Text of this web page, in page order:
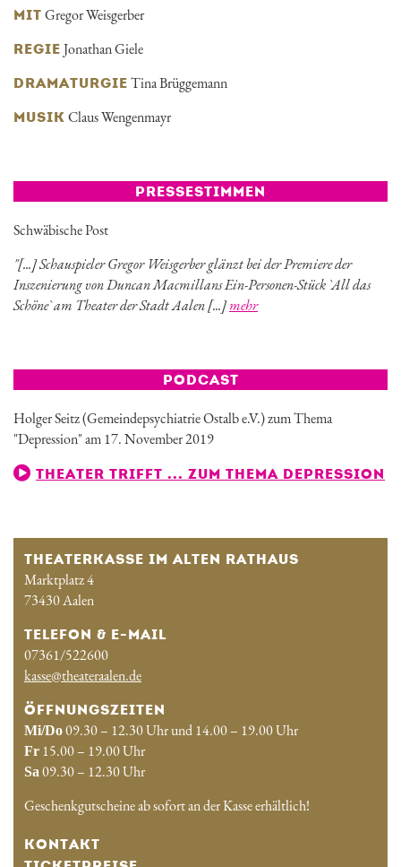
MIT Gregor Weisgerber
REGIE Jonathan Giele
DRAMATURGIE Tina Brüggemann
MUSIK Claus Wengenmayr
PRESSESTIMMEN
Schwäbische Post
"[...] Schauspieler Gregor Weisgerber glänzt bei der Premiere der
Inszenierung von Duncan Macmillans Ein-Personen-Stück `All das
Schöne` am Theater der Stadt Aalen [...]mehr
PODCAST
Holger Seitz (Gemeindepsychiatrie Ostalb e.V.) zum Thema
"Depression" am 17. November 2019
THEATER TRIFFT ... ZUM THEMA DEPRESSION
THEATERKASSE IM ALTEN RATHAUS
Marktplatz 4
73430 Aalen
TELEFON & E-MAIL
07361/522600
kasse@theateraalen.de
ÖFFNUNGSZEITEN
Mi/Do09.30 – 12.30 Uhr und 14.00 – 19.00 Uhr
Fr 15.00 – 19.00 Uhr
Sa 09.30 – 12.30 Uhr
Geschenkgutscheine ab sofort an der Kasse erhältlich!
KONTAKT